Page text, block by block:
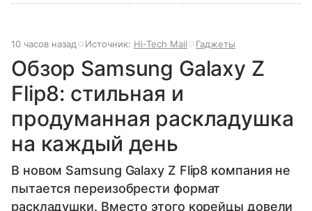
10 часов назад Источник: Hi-Tech Mail Гаджеты
Обзор Samsung Galaxy Z
Flip8: стильная и
продуманная раскладушка
на каждый день
В новом Samsung Galaxy Z Flip8 компания не
пытается переизобрести формат
раскладушки. Вместо этого корейцы довели